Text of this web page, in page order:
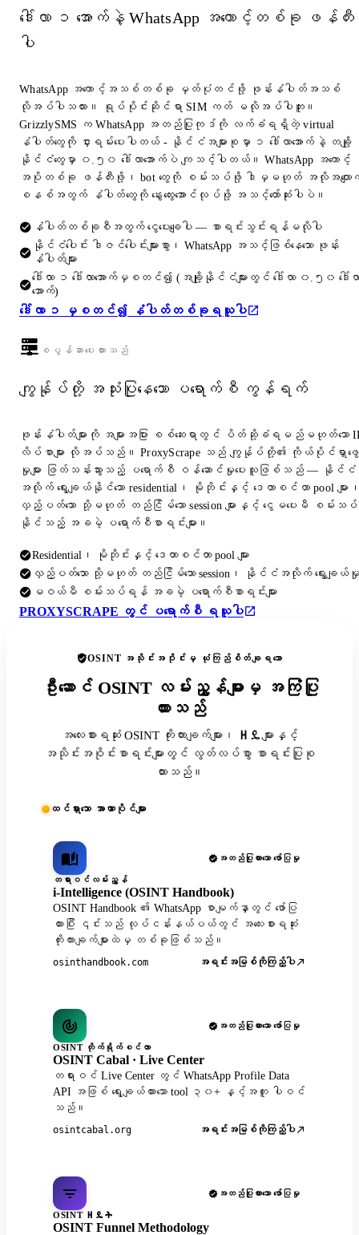
ဒေါ်လာ ၁ အောက်နဲ့ WhatsApp အကောင့်တစ်ခု ဖန်တီး
ပါ
WhatsApp အကောင့်အသစ်တစ်ခု မှတ်ပုံတင်ဖို့ ဖုန်းနံပါတ်အသစ်
လိုအပ်ပါသလား။ ရုပ်ပိုင်းဆိုင်ရာ SIM ကတ် မလိုအပ်ပါဘူး။
GrizzlySMS က WhatsApp အတည်ပြုကုဒ်ကို လက်ခံရရှိတဲ့ virtual
နံပါတ်တွေကို ငှားရမ်းပေးပါတယ် - နိုင်ငံအများစုမှာ ၁ ဒေါ်လာအောက်နဲ့ တချို့
နိုင်ငံတွေမှာ ၀.၅၀ ဒေါ်လာအောက်ပဲ ကျသင့်ပါတယ်။ WhatsApp အကောင့်
အပိုတစ်ခု ဖန်တီးဖို့၊ bot တွေကို စမ်းသပ်ဖို့ ဒါမှမဟုတ် အလိုအလျော
စနစ်အတွက် နံပါတ်တွေကို နွေးထွေးအောင်လုပ်ဖို့ အသင့်တော်ဆုံးပါပဲ။
နံပါတ်တစ်ခုစီအတွက် ငွေပေးချေပါ — စာရင်းသွင်းရန်မလိုပါ
နိုင်ငံပေါင်း ဒါဇင်ပေါင်းများစွာ၊ WhatsApp အသင့်ဖြစ်နေသော ဖုန်း
နံပါတ်များ
ဒေါ်လာ ၁ ဒေါ်လာအောက်မှစတင်၍ (အချို့နိုင်ငံများတွင် ဒေါ်လာ ၀.၅၀ ဒေါ်လ
အောက်)
ဒေါ်လာ ၁ မှစတင်၍ နံပါတ်တစ်ခုရယူပါ
စပွန်ဆာပေးထားသည်
ကျွန်ုပ်တို့ အသုံးပြုနေသော ပရောက်စီ ကွန်ရက်
ဖုန်းနံပါတ်များကို အများအပြား စစ်ဆေးရာတွင် ပိတ်ဆို့ခံရမည်မဟုတ်သော
လိပ်စာများ လိုအပ်သည်။ ProxyScrape သည် ကျွန်ုပ်တို့၏ ကိုယ်ပိုင်ရှာဖွေ
မှုများ ဖြတ်သန်းသွားသည့် ပရောက်စီ ဝန်ဆောင်မှုပေးသူဖြစ်သည် — နိုင်ငံ
အလိုက် ရွေးချယ်နိုင်သော residential၊ မိုဘိုင်းနှင့် ဒေတာစင်တာ pool များ
လှည့်ပတ်သော သို့မဟုတ် တည်ငြိမ်သော session များနှင့် ငွေမပေးမီ စမ်းသပ်
နိုင်သည့် အခမဲ့ ပရောက်စီစာရင်းများ။
Residential၊ မိုဘိုင်းနှင့် ဒေတာစင်တာ pool များ
လှည့်ပတ်သော သို့မဟုတ် တည်ငြိမ်သော session၊ နိုင်ငံအလိုက် ရွေးချယ်မှု
မဝယ်မီ စမ်းသပ်ရန် အခမဲ့ ပရောက်စီစာရင်းများ
PROXYSCRAPE တွင် ပရောက်စီ ရယူပါ
OSINT အသိုင်းအဝိုင်းမှ ယုံကြည်စိတ်ချရသော
ဦးဆောင် OSINT လမ်းညွှန်များမှ အကြံပြု
ထားသည်
အလေးစားရဆုံး OSINT ကိုးကားချက်များ၊ ዘዴများနှင့်
အသိုင်းအဝိုင်းစာရင်းများတွင် လွတ်လပ်စွာ စာရင်းပြုစု
ထားသည်။
ထင်ရှားသော အာဏာပိုင်များ
အတည်ပြုထားသော ဖော်ပြမှု
တရားဝင်လမ်းညွှန်
i-Intelligence (OSINT Handbook)
OSINT Handbook ၏ WhatsApp စာမျက်နှာတွင် ဖော်ပြ
ထားပြီး ၎င်းသည် လုပ်ငန်းနယ်ပယ်တွင် အလေးစားရဆုံး
ကိုးကားချက်များထဲမှ တစ်ခုဖြစ်သည်။
osinthandbook.com အရင်းအမြစ်ကိုကြည့်ပါ
အတည်ပြုထားသော ဖော်ပြမှု
OSINT တိုက်ရိုက်စင်တာ
OSINT Cabal · Live Center
တရားဝင် Live Center တွင် WhatsApp Profile Data
API အဖြစ် ရွေးချယ်ထားသော tool ၃၀+ နှင့်အတူ ပါဝင်
သည်။
osintcabal.org အရင်းအမြစ်ကိုကြည့်ပါ
အတည်ပြုထားသော ဖော်ပြမှု
OSINT ዘዴት
OSINT Funnel Methodology